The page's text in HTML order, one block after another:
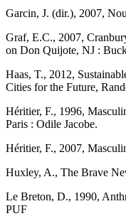
Garcin, J. (dir.), 2007,
Graf, E.C., 2007,
on Don Quijote, NJ :
Haas, T., 2012,
Cities for the Future,
Héritier, F., 1996,
Paris : Odile Jacobe.
Héritier, F., 2007,
Huxley, A., The Brave
Le Breton, D., 1990,
PUF